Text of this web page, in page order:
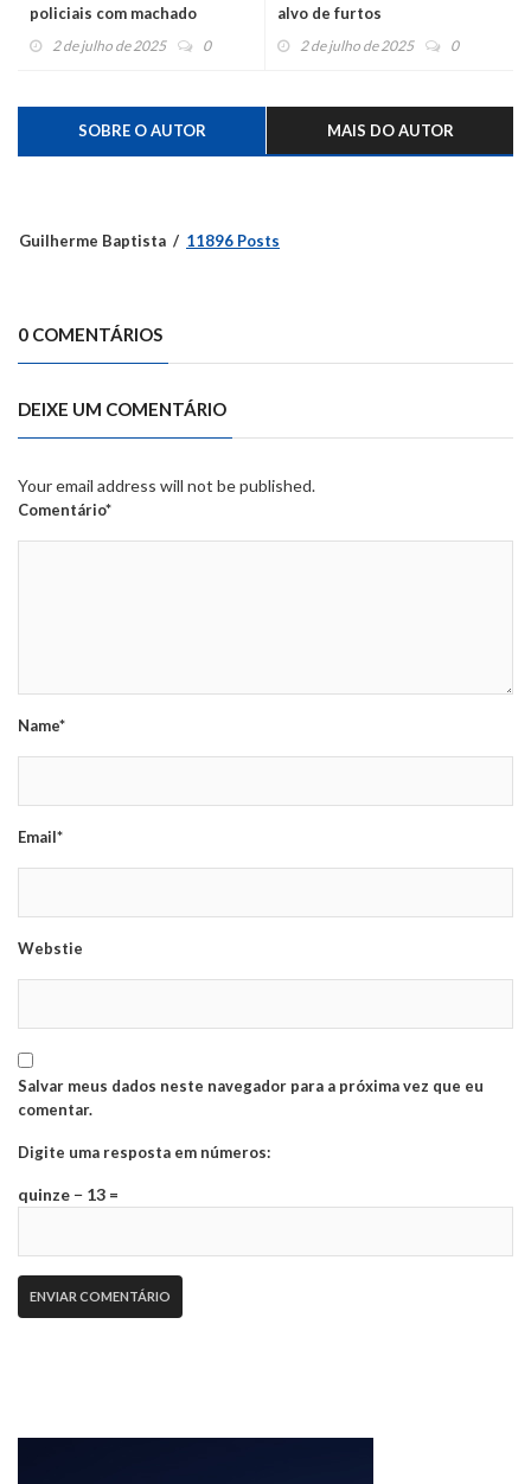
policiais com machado
2 de julho de 2025 0
alvo de furtos
2 de julho de 2025 0
SOBRE O AUTOR MAIS DO AUTOR
Guilherme Baptista 11896 Posts
0 COMENTÁRIOS
DEIXE UM COMENTÁRIO
Your email address will not be published.
Comentário*
Name*
Email*
Webstie
Salvar meus dados neste navegador para a próxima vez que eu
comentar.
Digite uma resposta em números:
quinze − 13 =